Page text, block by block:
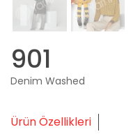
901
Denim Washed
Ürün Özellikleri